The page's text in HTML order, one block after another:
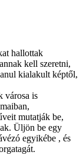
hallottak
kell szeretni,
kialakult képtől,
városa is
mutatják be,
Üljön be egy
egyikébe , és